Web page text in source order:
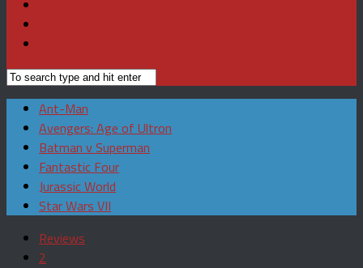
Ant-Man
Avengers: Age of Ultron
Batman v Superman
Fantastic Four
Jurassic World
Star Wars VII
Reviews
2